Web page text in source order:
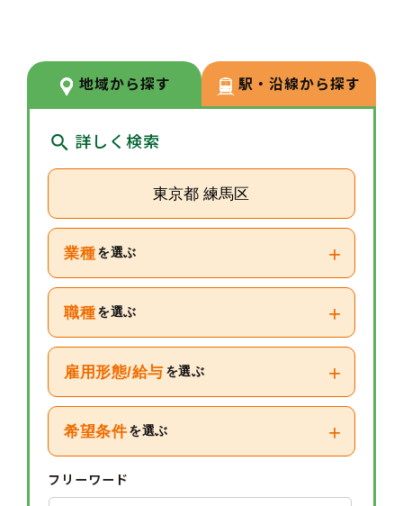
得しております。常にスキルアッ
プや新しいことへのチャレンジが
しやすい環境です。
地域から探す 駅・沿線から探す
詳しく検索
東京都 練馬区
業種 を選ぶ +
職種 を選ぶ +
雇用形態/給与 を選ぶ +
希望条件 を選ぶ +
フリーワード